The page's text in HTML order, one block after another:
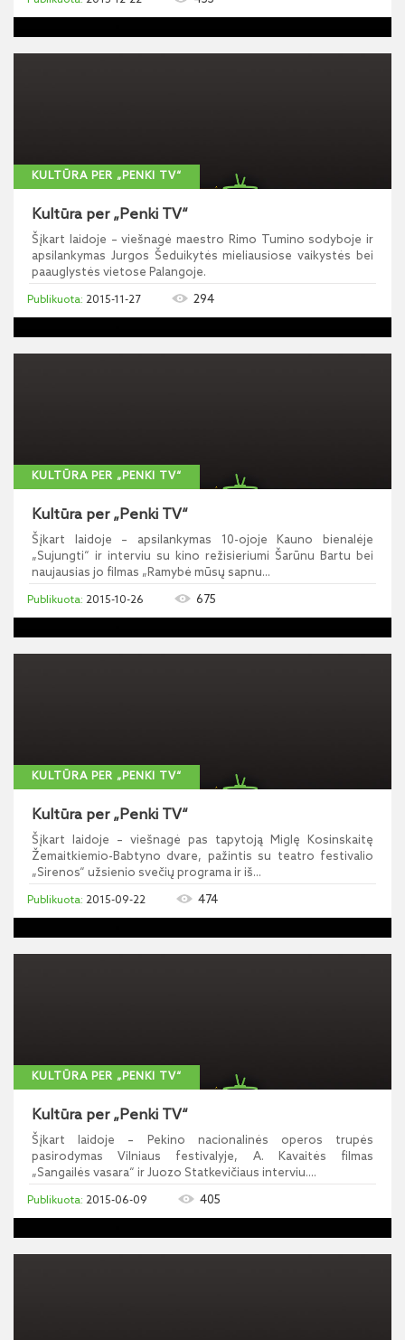
KULTŪRA PER „PENKI TV“
Kultūra per „Penki TV“
Šįkart laidoje – viešnagė maestro Rimo Tumino sodyboje ir
apsilankymas Jurgos Šeduikytės mieliausiose vaikystės bei
paauglystės vietose Palangoje.
2015-11-27 294
KULTŪRA PER „PENKI TV“
Kultūra per „Penki TV“
Šįkart laidoje – apsilankymas 10-ojoje Kauno bienalėje
„Sujungti“ ir interviu su kino režisieriumi Šarūnu Bartu bei
naujausias jo filmas „Ramybė mūsų sapnu...
2015-10-26 675
KULTŪRA PER „PENKI TV“
Kultūra per „Penki TV“
Šįkart laidoje – viešnagė pas tapytoją Miglę Kosinskaitę
Žemaitkiemio-Babtyno dvare, pažintis su teatro festivalio
„Sirenos“ užsienio svečių programa ir iš...
2015-09-22 474
KULTŪRA PER „PENKI TV“
Kultūra per „Penki TV“
Šįkart laidoje – Pekino nacionalinės operos trupės
pasirodymas Vilniaus festivalyje, A. Kavaitės filmas
„Sangailės vasara“ ir Juozo Statkevičiaus interviu....
2015-06-09 405